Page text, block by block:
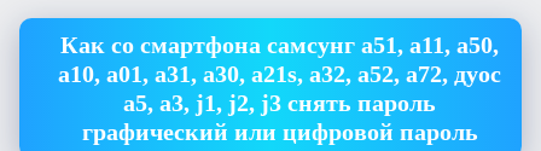
Как со смартфона самсунг а51, а11, а50,
а10, а01, а31, а30, а21s, а32, а52, а72, дуос
а5, а3, j1, j2, j3 снять пароль
графический или цифровой пароль